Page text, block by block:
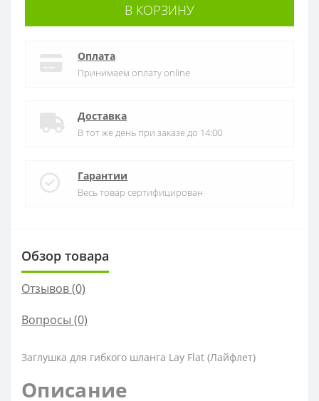
В КОРЗИНУ
Оплата
Принимаем оплату online
Доставка
В тот же день при заказе до 14:00
Гарантии
Весь товар сертифицирован
Обзор товара
Отзывов (0)
Вопросы (0)
Заглушка для гибкого шланга Lay Flat (Лайфлет)
Описание